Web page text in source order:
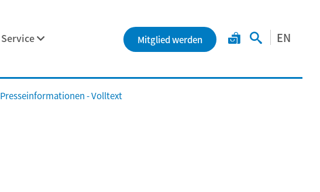
Service Mitglied werden EN
Presseinformationen - Volltext